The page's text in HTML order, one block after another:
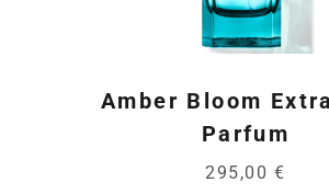
Amber Bloom
Parfum
295,00 €